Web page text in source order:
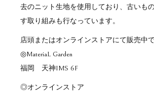
去のニット生地を使用しており、古いも
す取り組みも行なっています。
店頭またはオンラインストアにて販売中で
◎MateriaL Garden
福岡 天神IMS 6F
◎オンラインストア